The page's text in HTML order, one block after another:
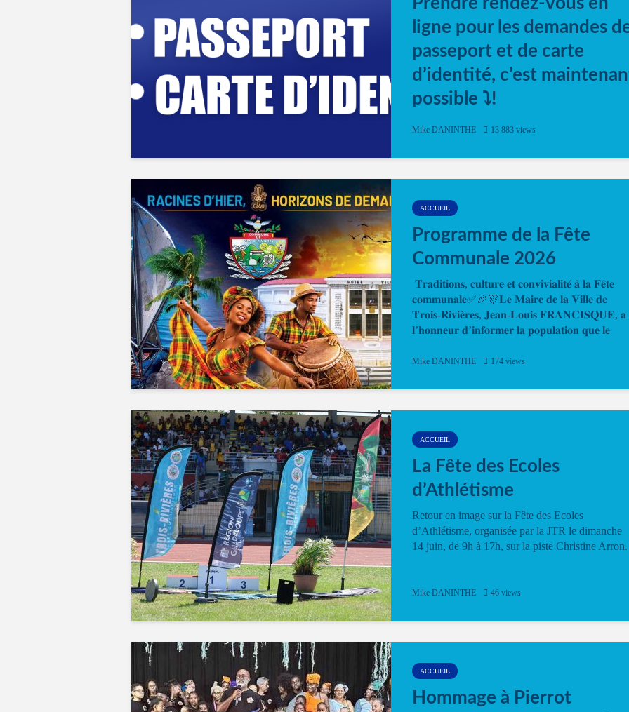
ligne pour les demandes
passeport et de carte
d’identité, c’est
possible ⤵️!
Désormais, il est possible de prendre rendez-
Mike DANINTHE 13 883 views
ACCUEIL
Programme de la Fête
Communale 2026
𝐓𝐫𝐚𝐝𝐢𝐭𝐢𝐨𝐧𝐬, 𝐜𝐮𝐥𝐭𝐮𝐫𝐞 𝐞𝐭 𝐜𝐨𝐧𝐯𝐢𝐯𝐢𝐚𝐥𝐢𝐭𝐞́ 𝐚̀ 𝐥𝐚 𝐅𝐞̂𝐭𝐞
𝐜𝐨𝐦𝐦𝐮𝐧𝐚𝐥𝐞✅🎉🎊𝐋𝐞 𝐌𝐚𝐢𝐫𝐞 𝐝𝐞 𝐥𝐚 𝐕𝐢𝐥𝐥𝐞 𝐝𝐞
𝐓𝐫𝐨𝐢𝐬-𝐑𝐢𝐯𝐢𝐞̀𝐫𝐞𝐬, 𝐉𝐞𝐚𝐧-𝐋𝐨𝐮𝐢𝐬 𝐅𝐑𝐀𝐍𝐂𝐈𝐒𝐐𝐔𝐄, 𝐚
𝐥’𝐡𝐨𝐧𝐧𝐞𝐮𝐫 𝐝’𝐢𝐧𝐟𝐨𝐫𝐦𝐞𝐫 𝐥𝐚 𝐩𝐨𝐩𝐮𝐥𝐚𝐭𝐢𝐨𝐧 𝐪𝐮𝐞 𝐥𝐞
Mike DANINTHE 174 views
ACCUEIL
La Fête des Ecoles
d’Athlétisme
Retour en image sur la Fête des Ecoles
d’Athlétisme, organisée par la JTR le dimanche
14 juin, de 9h à 17h, sur la piste Christine Arron.
Mike DANINTHE 46 views
ACCUEIL
Hommage à Pierrot